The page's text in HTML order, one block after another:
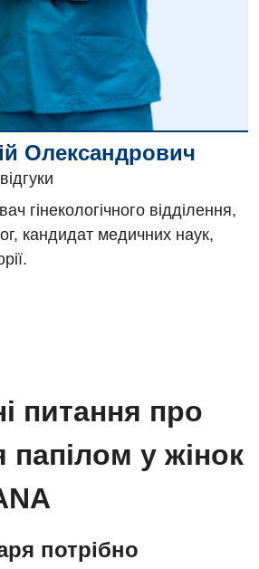
Олександрович
гінекологічного відділення,
кандидат медичних наук,
питання про
папілом у жінок
потрібно